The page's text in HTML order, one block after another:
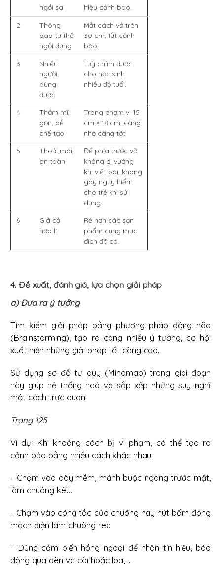
ngồi sai
hiệu cảnh báo.
2
Thông
báo tư thế
ngồi đúng
Mắt cách vở trên
30 cm, tắt cảnh
báo.
3
Nhiều
người
dùng
được
Tuỳ chỉnh được
cho học sinh
nhiều độ tuổi.
4
Thẩm mĩ,
gọn, dễ
chế tạo
Trong phạm vi 15
cm × 18 cm, càng
nhỏ càng tốt.
5
Thoải mái,
an toàn
Để phía trước vỡ,
không bị vướng
khi viết bài, không
gây nguy hiểm
cho trẻ khi sử
dụng.
6
Giá cả
hợp lí
Rẻ hơn các sản
phẩm cùng mục
đích đã có.
4. Đề xuất, đánh giá, lựa chọn giải pháp
a) Đưa ra ý tưởng
Tìm kiếm giải pháp bằng phương pháp động não
(Brainstorming), tạo ra càng nhiều ý tưởng, cơ hội
xuất hiện những giải pháp tốt càng cao.
Sử dụng sơ đồ tư duy (Mindmap) trong giai đoạn
này giúp hệ thống hoá và sắp xếp những suy nghĩ
một cách trực quan.
Trang 125
Ví dụ: Khi khoảng cách bị vi phạm, có thể tạo ra
cảnh báo bằng nhiều cách khác nhau:
- Chạm vào dây mềm, mảnh buộc ngang trước mặt,
làm chuông kêu.
- Chạm vào công tắc của chuông hay nút bấm đóng
mạch điện làm chuông reo
- Dùng cảm biến hồng ngoại để nhận tín hiệu, báo
động qua đèn và còi hoặc loa, ...